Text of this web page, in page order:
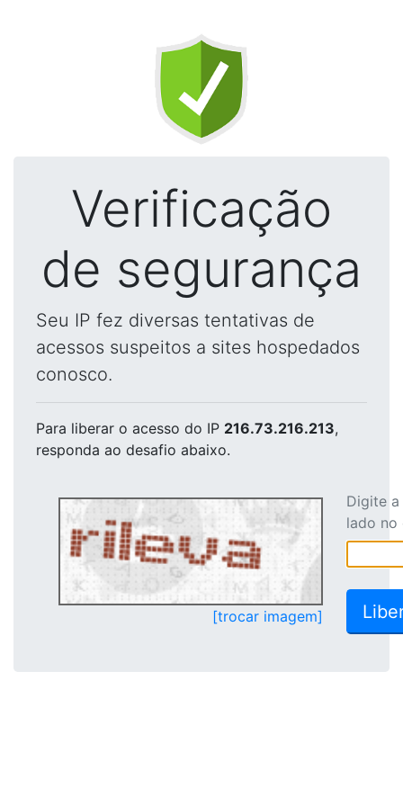
Verificação
de segurança
Seu IP fez diversas tentativas de
acessos suspeitos a sites hospedados
conosco.
Para liberar o acesso do IP 216.73.216.213,
responda ao desafio abaixo.
[trocar imagem]
Digite
lado no